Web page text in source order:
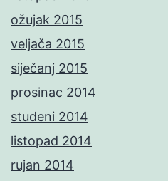
ožujak 2015
veljača 2015
siječanj 2015
prosinac 2014
studeni 2014
listopad 2014
rujan 2014